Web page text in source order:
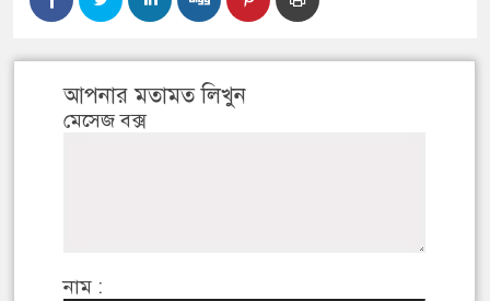
আপনার মতামত লিখুন
মেসেজ বক্স
নাম :